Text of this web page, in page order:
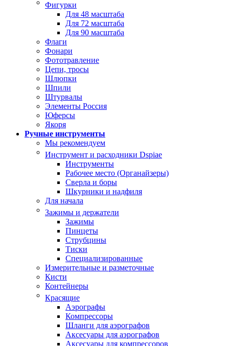
Фигурки
Для 48 масштаба
Для 72 масштаба
Для 90 масштаба
Флаги
Фонари
Фототравление
Цепи, тросы
Шлюпки
Шпили
Штурвалы
Элементы Россия
Юферсы
Якоря
Ручные инструменты
Мы рекомендуем
Инструмент и расходники Dspiae
Инструменты
Рабочее место (Органайзеры)
Сверла и боры
Шкурники и надфиля
Для начала
Зажимы и держатели
Зажимы
Пинцеты
Струбцины
Тиски
Специализированные
Измерительные и разметочные
Кисти
Контейнеры
Красящие
Аэрографы
Компрессоры
Шланги для аэрографов
Аксесуары для аэрографов
Аксесуары для компрессоров